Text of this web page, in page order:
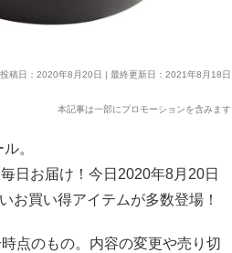
投稿日：2020年8月20日 | 最終更新日：2021年8月18日
本記事は一部にプロモーションを含みます
。
日お届け！今日2020年8月20日
お買い得アイテムが多数登場！
点のもの。内容の変更や売り切